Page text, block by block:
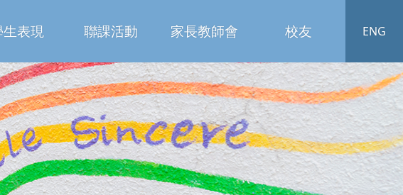
ENG
生表現 聯課活動 家長教師會 校友